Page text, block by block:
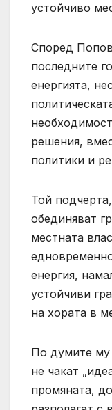
устойчиво
Според
последните
енергията,
решения,
политики и
Той
обединяват
местната
енергия,
устойчиви
на хората в
По думите
не чакат
промяната,